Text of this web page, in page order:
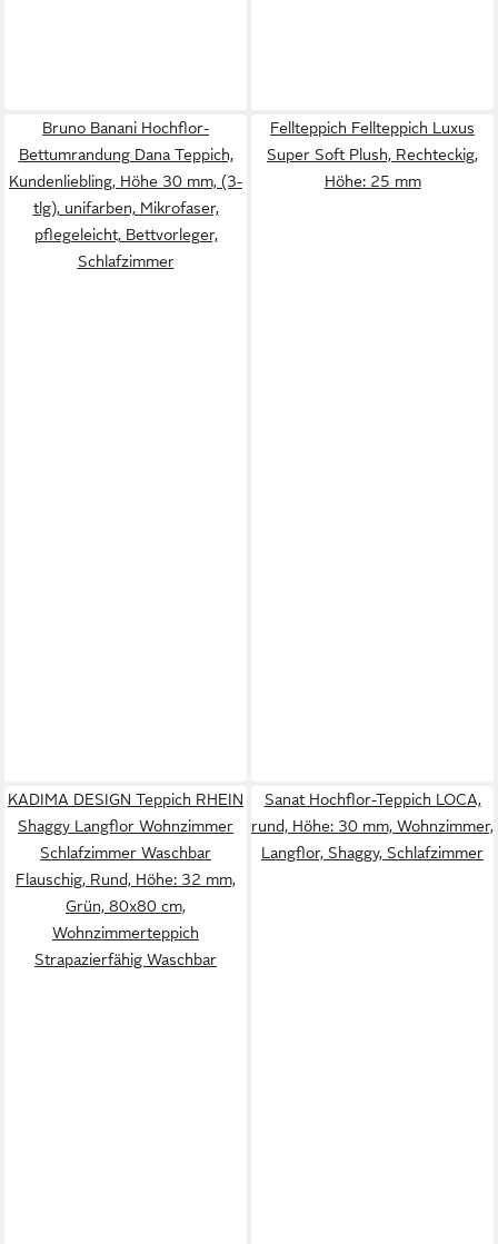
Bruno Banani Hochflor-
Bettumrandung Dana Teppich,
Kundenliebling, Höhe 30 mm, (3-
tlg), unifarben, Mikrofaser,
pflegeleicht, Bettvorleger,
Schlafzimmer
Fellteppich Fellteppich Luxus
Super Soft Plush, Rechteckig,
Höhe: 25 mm
KADIMA DESIGN Teppich RHEIN
Shaggy Langflor Wohnzimmer
Schlafzimmer Waschbar
Flauschig, Rund, Höhe: 32 mm,
Grün, 80x80 cm,
Wohnzimmerteppich
Strapazierfähig Waschbar
Sanat Hochflor-Teppich LOCA,
rund, Höhe: 30 mm, Wohnzimmer,
Langflor, Shaggy, Schlafzimmer